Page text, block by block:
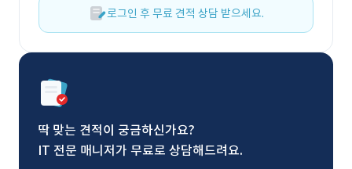
로그인 후 무료 견적 상담 받으세요.
딱 맞는 견적이 궁금하신가요?
IT 전문 매니저가 무료로 상담해드려요.